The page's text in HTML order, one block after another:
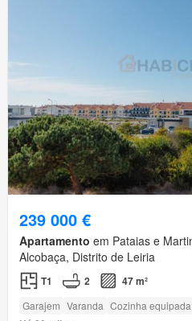
239 000 €
Apartamento em Pataias e
Alcobaça, Distrito de Leiria
T1 2 47 m²
Garajem Varanda Cozinha equipada